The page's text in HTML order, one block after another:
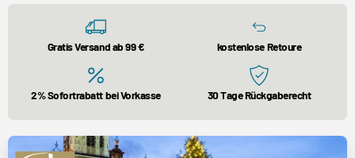
Gratis Versand ab 99 € kostenlose Retoure
2% Sofortrabatt bei Vorkasse 30 Tage Rückgaberecht